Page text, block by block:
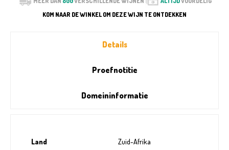
KOM NAAR DE WINKEL OM DEZE WIJN TE ONTDEKKEN
Details
Proefnotitie
Domeininformatie
Land
Zuid-Afrika